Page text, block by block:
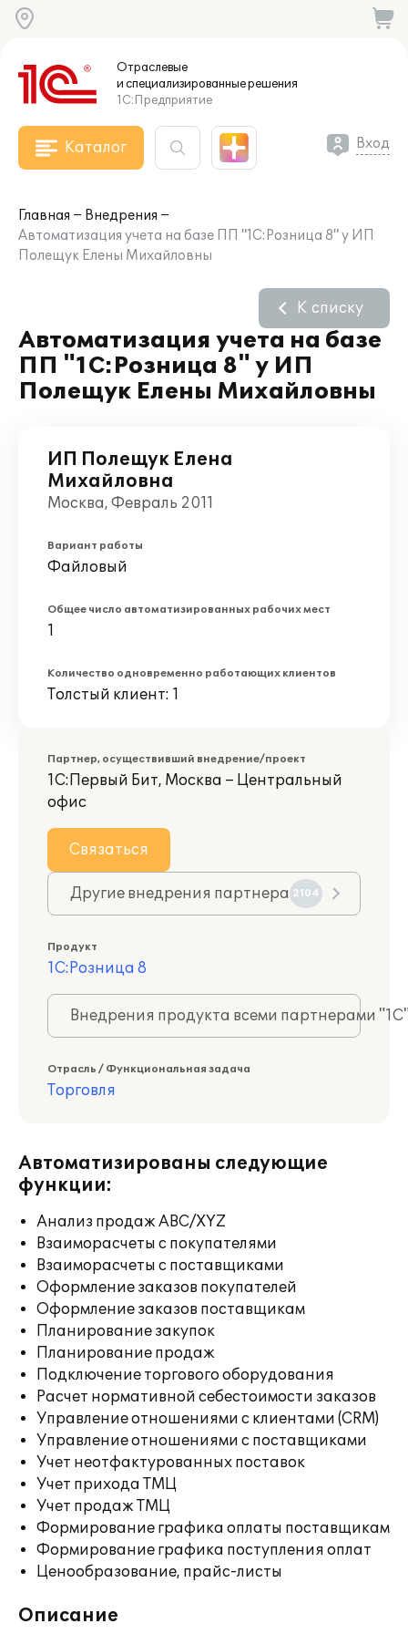
Отраслевые
и специализированныерешения
1С:Предприятие
Каталог Вход
Главная
Внедрения
Автоматизация учета на базе ПП "1С:Розница 8" у ИП
Полещук Елены Михайловны
Автоматизация учета на базе
ПП "1С:Розница 8" у ИП
Полещук Елены Михайловны
К списку
ИП Полещук Елена
Михайловна
Москва, Февраль 2011
Вариант работы
Файловый
Общее число автоматизированных рабочих мест
1
Количество одновременно работающих клиентов
Толстый клиент: 1
Партнер, осуществивший внедрение/проект
1С:Первый Бит, Москва – Центральный
офис
Связаться
Другие внедрения партнера 2104
Продукт
1С:Розница 8
Внедрения продукта всеми партнерами
Отрасль / Функциональная задача
Торговля
Автоматизированы следующие
функции:
Анализ продаж ABC/XYZ
Взаиморасчеты с покупателями
Взаиморасчеты с поставщиками
Оформление заказов покупателей
Оформление заказов поставщикам
Планирование закупок
Планирование продаж
Подключение торгового оборудования
Расчет нормативной себестоимости заказов
Управление отношениями с клиентами (CRM)
Управление отношениями с поставщиками
Учет неотфактурованных поставок
Учет прихода ТМЦ
Учет продаж ТМЦ
Формирование графика оплаты поставщикам
Формирование графика поступления оплат
Ценообразование, прайс-листы
Описание